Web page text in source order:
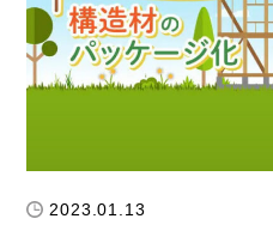
岐阜県産材商品
参加企業/団体一覧
2023.01.13